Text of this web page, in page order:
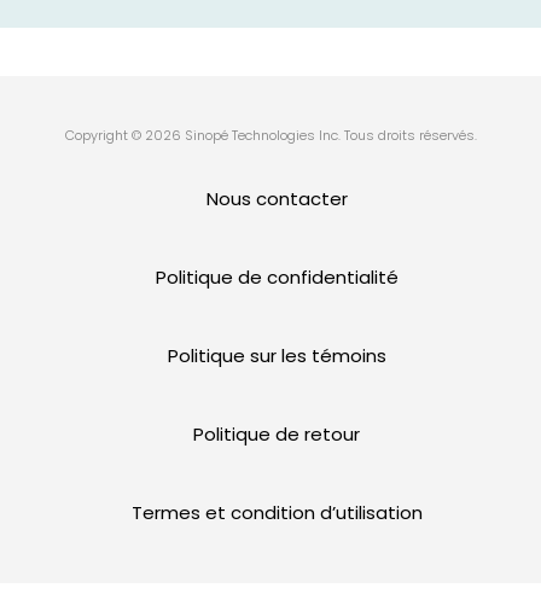
Copyright © 2026 Sinopé Technologies Inc. Tous droits réservés.
Nous contacter
Politique de confidentialité
Politique sur les témoins
Politique de retour
Termes et condition d’utilisation